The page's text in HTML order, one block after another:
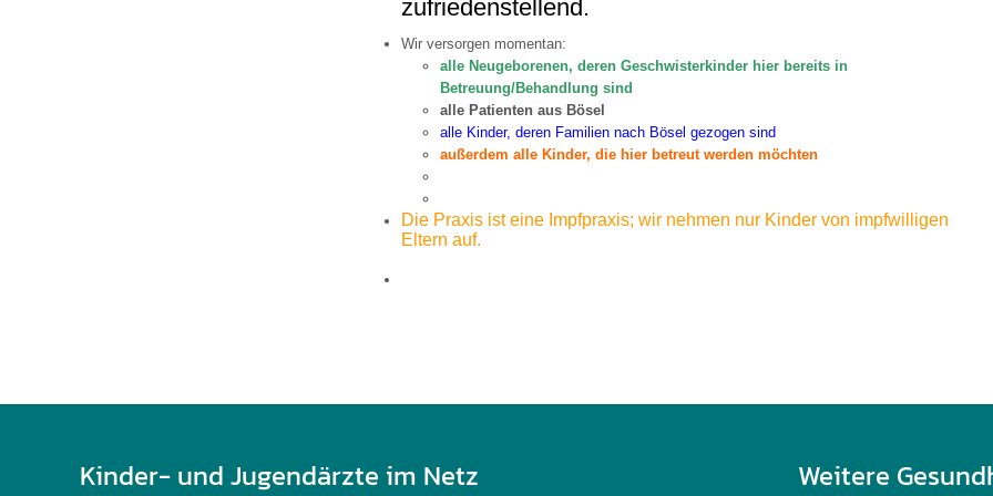
zufriedenstellend.
Wir versorgen momentan:
alle Neugeborenen, deren Geschwisterkinder hier bereits in
Betreuung/Behandlung sind
alle Patienten aus Bösel
alle Kinder, deren Familien nach Bösel gezogen sind
außerdem alle Kinder, die hier betreut werden möchten
Die Praxis ist eine Impfpraxis; wir nehmen nur Kinder von impfwilligen
Eltern auf.
Kinder- und Jugendärzte im Netz Weitere